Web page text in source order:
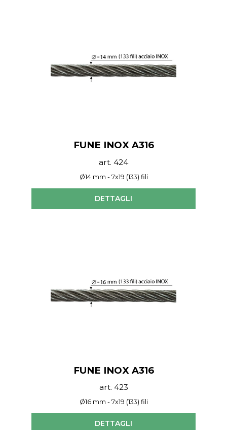
FUNE INOX A316
art. 424
Ø14 mm - 7x19 (133) fili
DETTAGLI
FUNE INOX A316
art. 423
Ø16 mm - 7x19 (133) fili
DETTAGLI